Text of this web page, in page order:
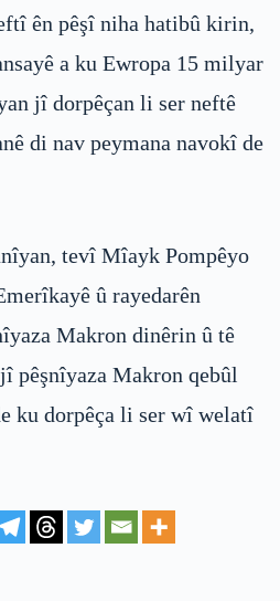
ên pêşî niha hatibû kirin,
a ku Ewropa 15 milyar
jî dorpêçan li ser neftê
di nav peymana navokî de
tevî Mîayk Pompêyo
û rayedarên
Makron dinêrin û tê
pêşnîyaza Makron qebûl
ku dorpêça li ser wî welatî